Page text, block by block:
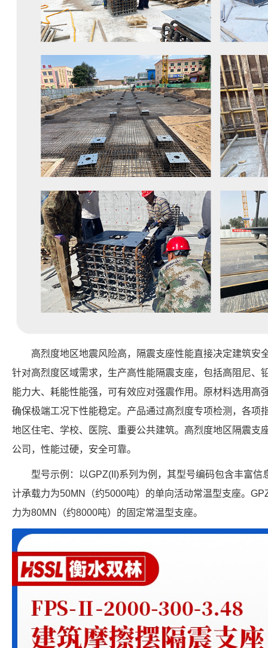
高烈度地区地震风险高，隔震支座性能直接决定建筑安
针对高烈度区域需求，生产高性能隔震支座，包括高阻尼、
能力大、耗能性能强，可有效应对强震作用。原材料选用高
确保极端工况下性能稳定。产品通过高烈度专项检测，各项
地区住宅、学校、医院、重要公共建筑。高烈度地区隔震支
公司，性能过硬，安全可靠。
型号示例：以GPZ(II)系列为例，其型号编码包含丰富
计承载力为50MN（约5000吨）的单向活动常温型支座。
力为80MN（约8000吨）的固定常温型支座。